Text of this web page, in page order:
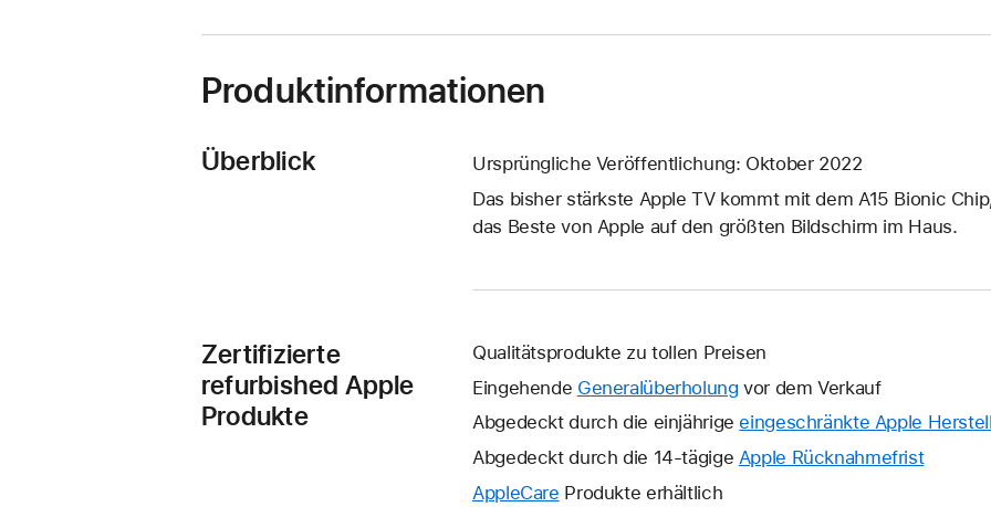
Produktinformationen
Überblick
Ursprüngliche Veröffentlichung: Oktober 2022
Das bisher stärkste Apple TV kommt mit dem A15 Bionic
das Beste von Apple auf den größten Bildschirm im Haus.
Zertifizierte
refurbished Apple
Produkte
Qualitätsprodukte zu tollen Preisen
Eingehende Generalüberholung vor dem Verkauf
Abgedeckt durch die einjährige eingeschränkte Apple
Abgedeckt durch die 14-tägige Apple RücknahmefristEin
AppleCare Ein
Produkte erhältlich